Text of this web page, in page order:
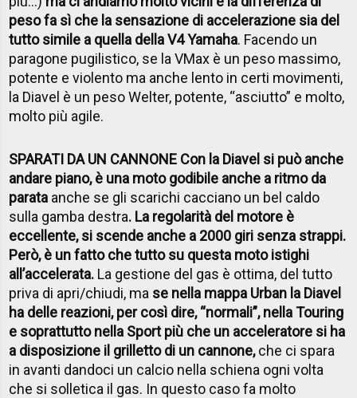
peso fa sì che la sensazione di accelerazione sia del
tutto simile a quella della V4 Yamaha. Facendo un
paragone pugilistico, se la VMax è un peso massimo,
potente e violento ma anche lento in certi movimenti,
la Diavel è un peso Welter, potente, “asciutto” e molto,
molto più agile.
SPARATI DA UN CANNONE Con la Diavel si può anche
andare piano, è una moto godibile anche a ritmo da
parata anche se gli scarichi cacciano un bel caldo
sulla gamba destra. La regolarità del motore è
eccellente, si scende anche a 2000 giri senza strappi.
Però, è un fatto che tutto su questa moto istighi
all’accelerata. La gestione del gas è ottima, del tutto
priva di apri/chiudi, ma se nella mappa Urban la Diavel
ha delle reazioni, per così dire, “normali”, nella Touring
e soprattutto nella Sport più che un acceleratore si ha
a disposizione il grilletto di un cannone,che ci spara
in avanti dandoci un calcio nella schiena ogni volta
che si solletica il gas. In questo caso fa molto